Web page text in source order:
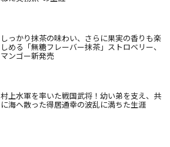
しっかり抹茶の味わい、さらに果実の香りも楽
しめる「無糖フレーバー抹茶」ストロベリー、
マンゴー新発売
村上水軍を率いた戦国武将！幼い弟を支え、共
に海へ散った得居通幸の波乱に満ちた生涯